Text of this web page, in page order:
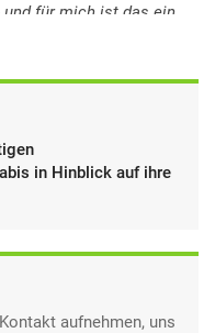
und für mich ist das ein
die ich
Und wenn ich das
dagegen oder hätte ich
damit diese
medizinisches
in Hinblick auf ihre
aufnehmen, uns